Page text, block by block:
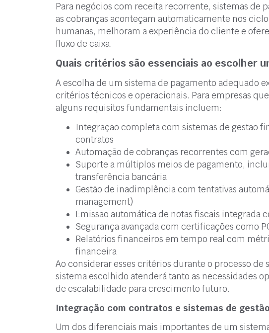
Para negócios com receita recorrente, sistemas de
as cobranças aconteçam automaticamente nos
humanas, melhoram a experiência do cliente e
fluxo de caixa.
Quais critérios são essenciais ao escolher
A escolha de um sistema de pagamento adequado
critérios técnicos e operacionais. Para empresas
alguns requisitos fundamentais incluem:
Integração completa com sistemas de gestão
contratos
Automação de cobranças recorrentes com
Suporte a múltiplos meios de pagamento,
transferência bancária
Gestão de inadimplência com tentativas
management)
Emissão automática de notas fiscais integrada
Segurança avançada com certificações como
Relatórios financeiros em tempo real com
financeira
Ao considerar esses critérios durante o processo de
sistema escolhido atenderá tanto as necessidades
de escalabilidade para crescimento futuro.
Integração com contratos e sistemas de gestão
Um dos diferenciais mais importantes de um